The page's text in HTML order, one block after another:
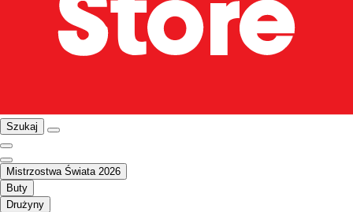
Szukaj
Mistrzostwa Świata 2026
Buty
Drużyny